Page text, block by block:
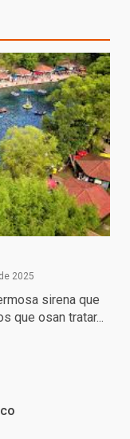
2025
sirena que
que osan tratar...